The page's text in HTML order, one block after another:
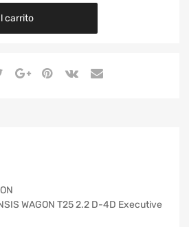
carrito
WAGON T25 2.2 D-4D Executive